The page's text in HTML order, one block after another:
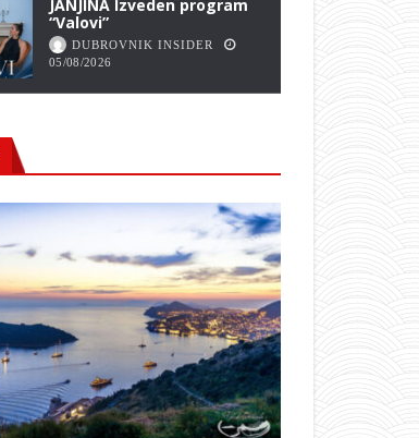
JANJINA Izveden program
“Valovi”
DUBROVNIK INSIDER
05/08/2026